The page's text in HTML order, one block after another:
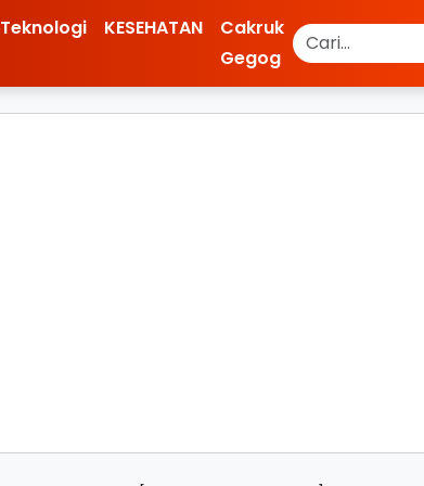
Teknologi KESEHATAN
Cakruk
Gegog